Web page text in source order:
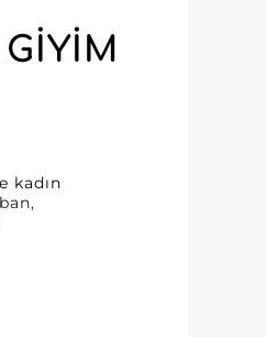
kadın